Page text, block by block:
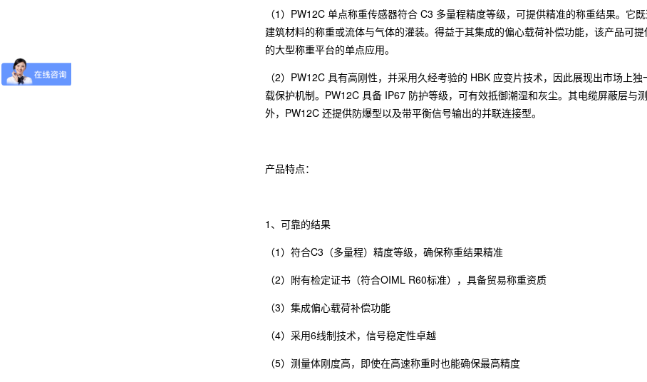
（1）PW12C 单点称重传感器符合 C3 多量程精度等级，可提供精准的称重结果。它
建筑材料的称重或流体与气体的灌装。得益于其集成的偏心载荷补偿功能，该产品可
的大型称重平台的单点应用。
（2）PW12C 具有高刚性，并采用久经考验的 HBK 应变片技术，因此展现出市场上
载保护机制。PW12C 具备 IP67 防护等级，可有效抵御潮湿和灰尘。其电缆屏蔽层与
外，PW12C 还提供防爆型以及带平衡信号输出的并联连接型。
产品特点：
1、可靠的结果
（1）符合C3（多量程）精度等级，确保称重结果精准
（2）附有检定证书（符合OIML R60标准），具备贸易称重资质
（3）集成偏心载荷补偿功能
（4）采用6线制技术，信号稳定性卓越
（5）测量体刚度高，即使在高速称重时也能确保最高精度